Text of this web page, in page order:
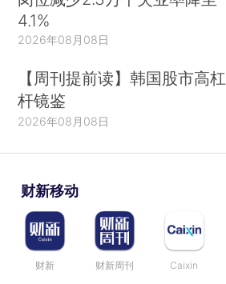
4.1%
2026年08月08日
【周刊提前读】韩国股市高杠
杆镜鉴
2026年08月08日
财新移动
财新 财新周刊 Caixin